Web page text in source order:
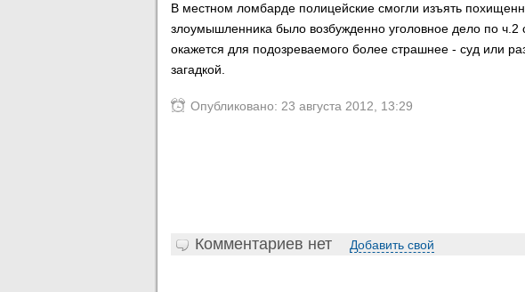
В местном ломбарде полицейские смогли изъять
злоумышленника было возбужденно уголовное дело по ч.2
окажется для подозреваемого более страшнее - суд или
загадкой.
Опубликовано: 23 августа 2012, 13:29
Комментариев нет Добавить свой